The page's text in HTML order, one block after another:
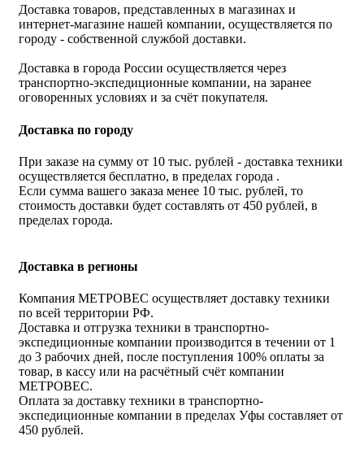
Доставка товаров, представленных в магазинах и
интернет-магазине нашей компании, осуществляется по
городу - собственной службой доставки.
Доставка в города России осуществляется через
транспортно-экспедиционные компании, на заранее
оговоренных условиях и за счёт покупателя.
Доставка по городу
При заказе на сумму от 10 тыс. рублей - доставка техники
осуществляется бесплатно, в пределах города .
Если сумма вашего заказа менее 10 тыс. рублей, то
стоимость доставки будет составлять от 450 рублей, в
пределах города.
Доставка в регионы
Компания МЕТРОВЕС осуществляет доставку техники
по всей территории РФ.
Доставка и отгрузка техники в транспортно-
экспедиционные компании производится в течении от 1
до 3 рабочих дней, после поступления 100% оплаты за
товар, в кассу или на расчётный счёт компании
МЕТРОВЕС.
Оплата за доставку техники в транспортно-
экспедиционные компании в пределах Уфы составляет от
450 рублей.